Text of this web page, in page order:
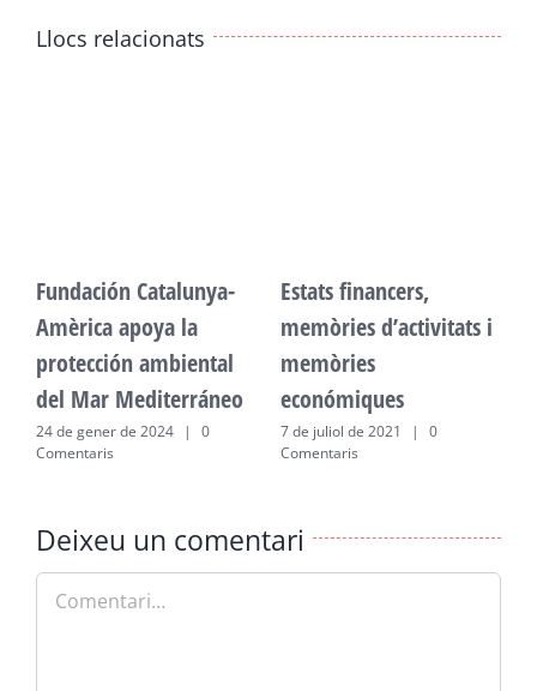
Llocs relacionats
Fundación Catalunya-
Amèrica apoya la
protección ambiental
del Mar Mediterráneo
24 de gener de 2024 |
0
Comentaris
Estats financers,
memòries d’activitats i
memòries
económiques
7 de juliol de 2021 |
0
Comentaris
Deixeu un comentari